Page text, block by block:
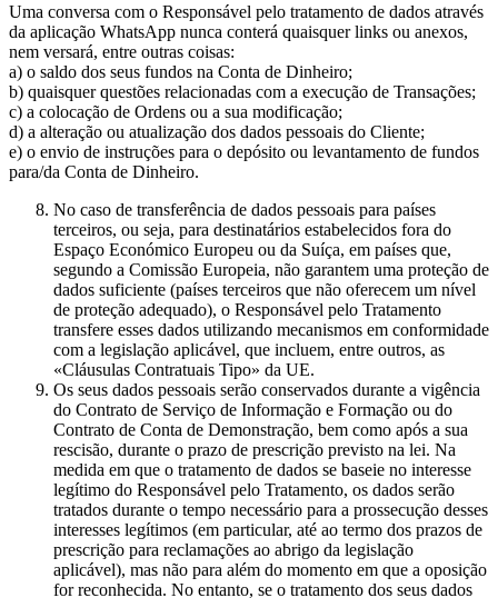
Uma conversa com o Responsável pelo tratamento de dados através
da aplicação WhatsApp nunca conterá quaisquer links ou anexos,
nem versará, entre outras coisas:
a) o saldo dos seus fundos na Conta de Dinheiro;
b) quaisquer questões relacionadas com a execução de Transações;
c) a colocação de Ordens ou a sua modificação;
d) a alteração ou atualização dos dados pessoais do Cliente;
e) o envio de instruções para o depósito ou levantamento de fundos
para/da Conta de Dinheiro.
No caso de transferência de dados pessoais para países
terceiros, ou seja, para destinatários estabelecidos fora do
Espaço Económico Europeu ou da Suíça, em países que,
segundo a Comissão Europeia, não garantem uma proteção de
dados suficiente (países terceiros que não oferecem um nível
de proteção adequado), o Responsável pelo Tratamento
transfere esses dados utilizando mecanismos em conformidade
com a legislação aplicável, que incluem, entre outros, as
«Cláusulas Contratuais Tipo» da UE.
Os seus dados pessoais serão conservados durante a vigência
do Contrato de Serviço de Informação e Formação ou do
Contrato de Conta de Demonstração, bem como após a sua
rescisão, durante o prazo de prescrição previsto na lei. Na
medida em que o tratamento de dados se baseie no interesse
legítimo do Responsável pelo Tratamento, os dados serão
tratados durante o tempo necessário para a prossecução desses
interesses legítimos (em particular, até ao termo dos prazos de
prescrição para reclamações ao abrigo da legislação
aplicável), mas não para além do momento em que a oposição
for reconhecida. No entanto, se o tratamento dos seus dados